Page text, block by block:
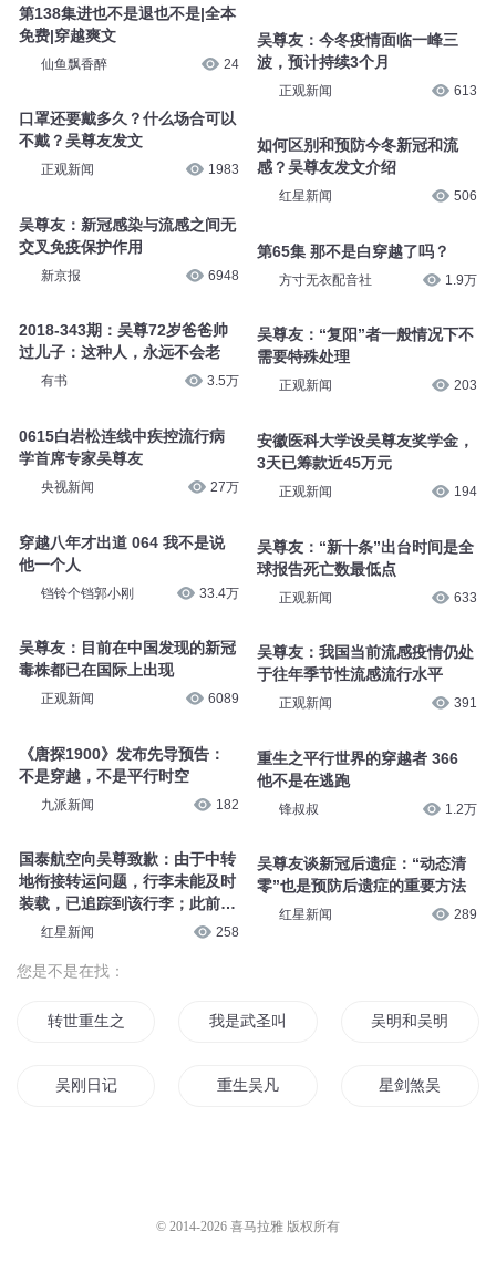
第138集进也不是退也不是|全本
免费|穿越爽文
仙鱼飘香醉 24
口罩还要戴多久？什么场合可以
不戴？吴尊友发文
正观新闻 1983
吴尊友：新冠感染与流感之间无
交叉免疫保护作用
新京报 6948
2018-343期：吴尊72岁爸爸帅
过儿子：这种人，永远不会老
有书 3.5万
0615白岩松连线中疾控流行病
学首席专家吴尊友
央视新闻 27万
穿越八年才出道 064 我不是说
他一个人
铛铃个铛郭小刚 33.4万
吴尊友：目前在中国发现的新冠
毒株都已在国际上出现
正观新闻 6089
《唐探1900》发布先导预告：
不是穿越，不是平行时空
九派新闻 182
国泰航空向吴尊致歉：由于中转
地衔接转运问题，行李未能及时
装载，已追踪到该行李；此前吴
尊发文怒斥国泰：行李丢失，苦
红星新闻 258
吴尊友：今冬疫情面临一峰三
波，预计持续3个月
正观新闻 613
如何区别和预防今冬新冠和流
感？吴尊友发文介绍
红星新闻 506
第65集 那不是白穿越了吗？
方寸无衣配音社 1.9万
吴尊友：“复阳”者一般情况下不
需要特殊处理
正观新闻 203
安徽医科大学设吴尊友奖学金，
3天已筹款近45万元
正观新闻 194
吴尊友：“新十条”出台时间是全
球报告死亡数最低点
正观新闻 633
吴尊友：我国当前流感疫情仍处
于往年季节性流感流行水平
正观新闻 391
重生之平行世界的穿越者 366
他不是在逃跑
锋叔叔 1.2万
吴尊友谈新冠后遗症：“动态清
零”也是预防后遗症的重要方法
红星新闻 289
您是不是在找：
转世重生之吴三桂传奇 我是武圣叫吴圣 吴明和吴明
吴刚日记 重生吴凡 星剑煞吴
© 2014-2026 喜马拉雅 版权所有